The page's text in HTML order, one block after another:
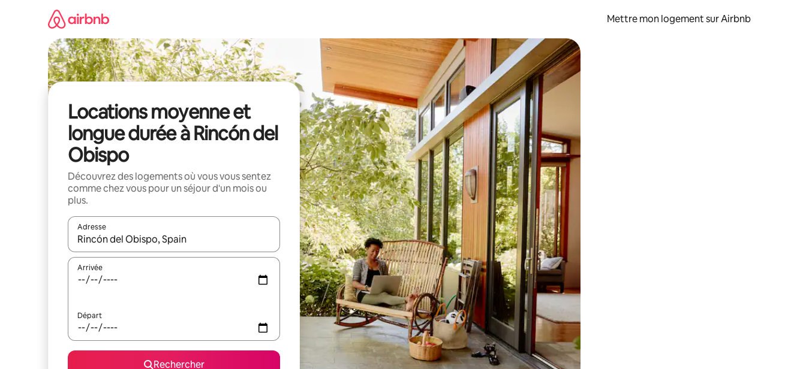
Mettre mon logement sur Airbnb
Locations moyenne et
longue durée à Rincón del
Obispo
Découvrez des logements où vous vous sentez
comme chez vous pour un séjour d'un mois ou
plus.
Adresse
Lorsque les résultats s'affichent, utilisez les flèches vers le haut et vers le bas pour les parcourir ou en appuyant et en faisant glisser.
Arrivée
Départ
Rechercher